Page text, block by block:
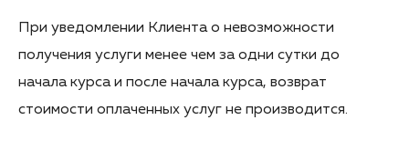
При уведомлении Клиента о невозможности
получения услуги менее чем за одни сутки до
начала курса и после начала курса, возврат
стоимости оплаченных услуг не производится.